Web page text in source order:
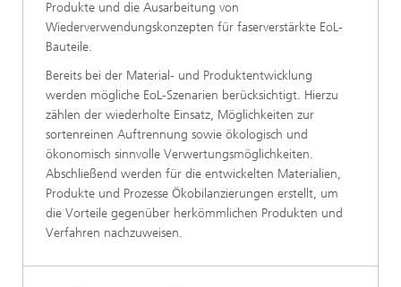
Produkte und die Ausarbeitung von
Wiederverwendungskonzepten für faserverstärkte EoL-
Bauteile.
Bereits bei der Material- und Produktentwicklung
werden mögliche EoL-Szenarien berücksichtigt. Hierzu
zählen der wiederholte Einsatz, Möglichkeiten zur
sortenreinen Auftrennung sowie ökologisch und
ökonomisch sinnvolle Verwertungsmöglichkeiten.
Abschließend werden für die entwickelten Materialien,
Produkte und Prozesse Ökobilanzierungen erstellt, um
die Vorteile gegenüber herkömmlichen Produkten und
Verfahren nachzuweisen.